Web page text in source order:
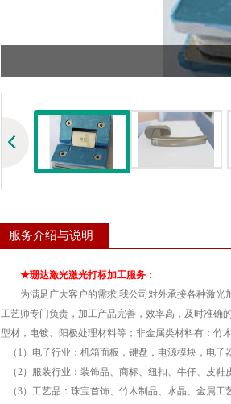
服务介绍与说明
★珊达激光激光打标加工服务：
为满足广大客户的需求,我公司对外承接各种激光
工艺师专门负责，加工产品完善，效率高，及时准确
型材，电镀、阳极处理材料等；非金属类材料有：竹
（1）电子行业：机箱面板，键盘，电源模块，电子
（2）服装行业：装饰品、商标、纽扣、牛仔、皮鞋
（3）工艺品：珠宝首饰、竹木制品、水晶、金属工